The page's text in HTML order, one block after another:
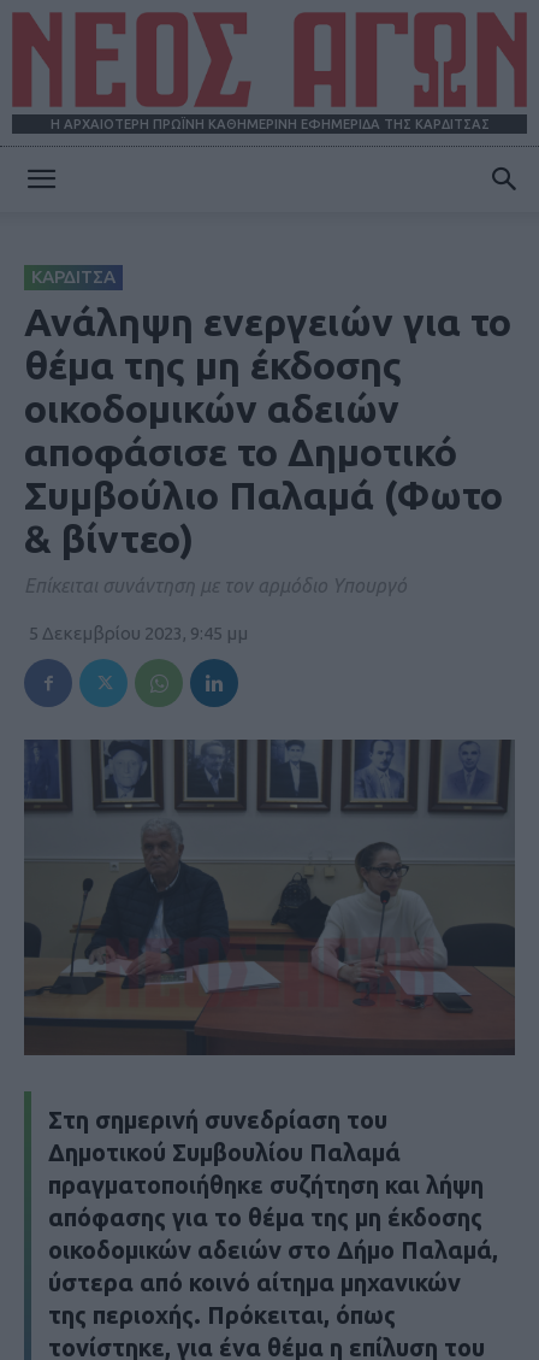
Η ΑΡΧΑΙΟΤΕΡΗ ΠΡΩΪΝΗ ΚΑΘΗΜΕΡΙΝΗ ΕΦΗΜΕΡΙΔΑ ΤΗΣ ΚΑΡΔΙΤΣΑΣ
ΚΑΡΔΙΤΣΑ
Ανάληψη ενεργειών για το
θέμα της μη έκδοσης
οικοδομικών αδειών
αποφάσισε το Δημοτικό
Συμβούλιο Παλαμά (Φωτο
& βίντεο)
Επίκειται συνάντηση με τον αρμόδιο Υπουργό
5 Δεκεμβρίου 2023, 9:45 μμ
Στη σημερινή συνεδρίαση του
Δημοτικού Συμβουλίου Παλαμά
πραγματοποιήθηκε συζήτηση και λήψη
απόφασης για το θέμα της μη έκδοσης
οικοδομικών αδειών στο Δήμο Παλαμά,
ύστερα από κοινό αίτημα μηχανικών
της περιοχής. Πρόκειται, όπως
τονίστηκε, για ένα θέμα η επίλυση του